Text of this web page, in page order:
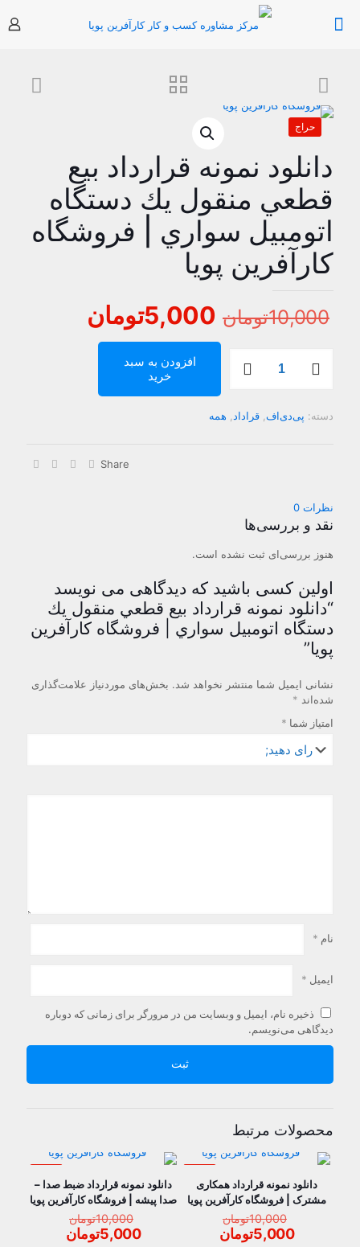
حراج
دانلود نمونه قرارداد بيع
قطعي منقول يك دستگاه
اتومبيل سواري | فروشگاه
کارآفرین پویا
10,000تومان قیمت
اصلی
10,000تومان
5,000تومان
قطعي
|
فروشگاه
کارآفرین
پویا
افزودن به سبد
خرید
دسته: پی‌دی‌اف قراداد همه
Share
نظرات 0
نقد و بررسی‌ها
هنوز بررسی‌ای ثبت نشده است.
اولین کسی باشید که دیدگاهی می نویسد
“دانلود نمونه قرارداد بيع قطعي منقول يك
دستگاه اتومبيل سواري | فروشگاه کارآفرین
پویا”
نشانی ایمیل شما منتشر نخواهد شد. بخش‌های موردنیاز علامت‌گذاری
شده‌اند *
امتیاز شما *
نام *
ایمیل *
ذخیره نام، ایمیل و وبسایت من در مرورگر برای زمانی که دوباره
دیدگاهی می‌نویسم.
محصولات مرتبط
دانلود نمونه قرارداد همکاری
مشترک | فروشگاه کارآفرین پویا
10,000تومانقیمت
اصلی
5,000تومان
دانلود نمونه قرارداد ضبط صدا –
صدا پیشه | فروشگاه کارآفرین پویا
10,000تومانقیمت
اصلی
5,000تومان